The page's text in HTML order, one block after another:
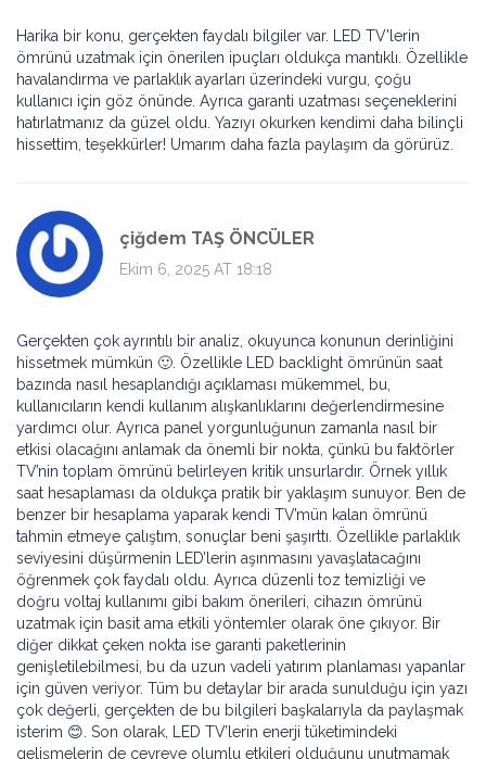
Harika bir konu, gerçekten faydalı bilgiler var. LED TV'lerin
ömrünü uzatmak için önerilen ipuçları oldukça mantıklı. Özellikle
havalandırma ve parlaklık ayarları üzerindeki vurgu, çoğu
kullanıcı için göz önünde. Ayrıca garanti uzatması seçeneklerini
hatırlatmanız da güzel oldu. Yazıyı okurken kendimi daha bilinçli
hissettim, teşekkürler! Umarım daha fazla paylaşım da görürüz.
çiğdem TAŞ ÖNCÜLER
Ekim 6, 2025 AT 18:18
Gerçekten çok ayrıntılı bir analiz, okuyunca konunun derinliğini
hissetmek mümkün 🙂. Özellikle LED backlight ömrünün saat
bazında nasıl hesaplandığı açıklaması mükemmel, bu,
kullanıcıların kendi kullanım alışkanlıklarını değerlendirmesine
yardımcı olur. Ayrıca panel yorgunluğunun zamanla nasıl bir
etkisi olacağını anlamak da önemli bir nokta, çünkü bu faktörler
TV’nin toplam ömrünü belirleyen kritik unsurlardır. Örnek yıllık
saat hesaplaması da oldukça pratik bir yaklaşım sunuyor. Ben de
benzer bir hesaplama yaparak kendi TV’mün kalan ömrünü
tahmin etmeye çalıştım, sonuçlar beni şaşırttı. Özellikle parlaklık
seviyesini düşürmenin LED’lerin aşınmasını yavaşlatacağını
öğrenmek çok faydalı oldu. Ayrıca düzenli toz temizliği ve
doğru voltaj kullanımı gibi bakım önerileri, cihazın ömrünü
uzatmak için basit ama etkili yöntemler olarak öne çıkıyor. Bir
diğer dikkat çeken nokta ise garanti paketlerinin
genişletilebilmesi, bu da uzun vadeli yatırım planlaması yapanlar
için güven veriyor. Tüm bu detaylar bir arada sunulduğu için yazı
çok değerli, gerçekten de bu bilgileri başkalarıyla da paylaşmak
isterim 😊. Son olarak, LED TV’lerin enerji tüketimindeki
gelişmelerin de çevreye olumlu etkileri olduğunu unutmamak